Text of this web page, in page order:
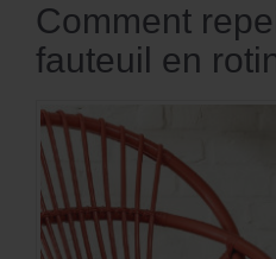
Comment
fauteuil en